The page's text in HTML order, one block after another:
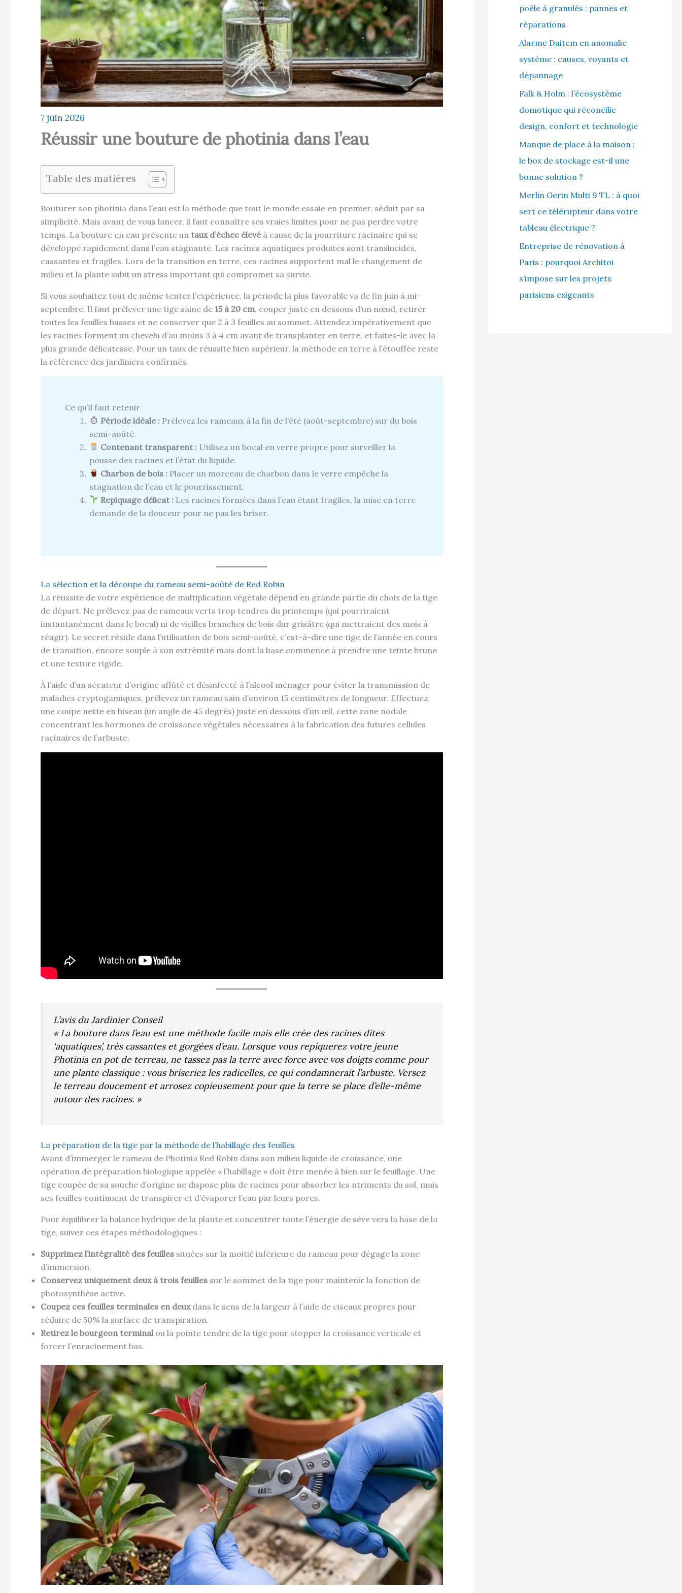
7 juin 2026
Réussir une bouture de photinia dans l’eau
Table des matières
Bouturer son photinia dans l’eau est la méthode que tout le monde essaie en premier, séduit par sa
simplicité. Mais avant de vous lancer, il faut connaître ses vraies limites pour ne pas perdre votre
temps. La bouture en eau présente un taux d’échec élevéà cause de la pourriture racinaire qui se
développe rapidement dans l’eau stagnante. Les racines aquatiques produites sont translucides,
cassantes et fragiles. Lors de la transition en terre, ces racines supportent mal le changement de
milieu et la plante subit un stress important qui compromet sa survie.
Si vous souhaitez tout de même tenter l’expérience, la période la plus favorable va de fin juin à mi-
septembre. Il faut prélever une tige saine de 15 à 20 cm, couper juste en dessous d’un nœud, retirer
toutes les feuilles basses et ne conserver que 2 à 3 feuilles au sommet. Attendez impérativement que
les racines forment un chevelu d’au moins 3 à 4 cm avant de transplanter en terre, et faites-le avec la
plus grande délicatesse. Pour un taux de réussite bien supérieur, la méthode en terre à l’étouffée reste
la référence des jardiniers confirmés.
Ce qu’il faut retenir
Période idéale : Prélevez les rameaux à la fin de l’été (août-septembre) sur du bois
semi-aoûté.
Contenant transparent : Utilisez un bocal en verre propre pour surveiller la
pousse des racines et l’état du liquide.
Charbon de bois : Placer un morceau de charbon dans le verre empêche la
stagnation de l’eau et le pourrissement.
Repiquage délicat : Les racines formées dans l’eau étant fragiles, la mise en terre
demande de la douceur pour ne pas les briser.
La sélection et la découpe du rameau semi-aoûté de Red Robin
La réussite de votre expérience de multiplication végétale dépend en grande partie du choix de la tige
de départ. Ne prélevez pas de rameaux verts trop tendres du printemps (qui pourriraient
instantanément dans le bocal) ni de vieilles branches de bois dur grisâtre (qui mettraient des mois à
réagir). Le secret réside dans l’utilisation de bois semi-aoûté, c’est-à-dire une tige de l’année en cours
de transition, encore souple à son extrémité mais dont la base commence à prendre une teinte brune
et une texture rigide.
À l’aide d’un sécateur d’origine affûté et désinfecté à l’alcool ménager pour éviter la transmission de
maladies cryptogamiques, prélevez un rameau sain d’environ 15 centimètres de longueur. Effectuez
une coupe nette en biseau (un angle de 45 degrés) juste en dessous d’un œil, cette zone nodale
concentrant les hormones de croissance végétales nécessaires à la fabrication des futures cellules
racinaires de l’arbuste.
L’avis du Jardinier Conseil
« La bouture dans l’eau est une méthode facile mais elle crée des racines dites
‘aquatiques’, très cassantes et gorgées d’eau. Lorsque vous repiquerez votre jeune
Photinia en pot de terreau, ne tassez pas la terre avec force avec vos doigts comme pour
une plante classique : vous briseriez les radicelles, ce qui condamnerait l’arbuste. Versez
le terreau doucement et arrosez copieusement pour que la terre se place d’elle-même
autour des racines. »
La préparation de la tige par la méthode de l’habillage des feuilles
Avant d’immerger le rameau de Photinia Red Robin dans son milieu liquide de croissance, une
opération de préparation biologique appelée « l’habillage » doit être menée à bien sur le feuillage. Une
tige coupée de sa souche d’origine ne dispose plus de racines pour absorber les ntriments du sol, mais
ses feuilles continuent de transpirer et d’évaporer l’eau par leurs pores.
Pour équilibrer la balance hydrique de la plante et concentrer toute l’énergie de sève vers la base de la
tige, suivez ces étapes méthodologiques :
Supprimez l’intégralité des feuilles situées sur la moitié inférieure du rameau pour dégage la zone
d’immersion.
Conservez uniquement deux à trois feuilles sur le sommet de la tige pour maintenir la fonction de
photosynthèse active.
Coupez ces feuilles terminales en deuxdans le sens de la largeur à l’aide de ciseaux propres pour
réduire de 50% la surface de transpiration.
Retirez le bourgeon terminal ou la pointe tendre de la tige pour stopper la croissance verticale et
forcer l’enracinement bas.
poêle à granulés : pannes et
réparations
Alarme Daitem en anomalie
système : causes, voyants et
dépannage
Falk & Holm : l’écosystème
domotique qui réconcilie
design, confort et technologie
Manque de place à la maison :
le box de stockage est-il une
bonne solution ?
Merlin Gerin Multi 9 TL : à quoi
sert ce télérupteur dans votre
tableau électrique ?
Entreprise de rénovation à
Paris : pourquoi Architoi
s’impose sur les projets
parisiens exigeants